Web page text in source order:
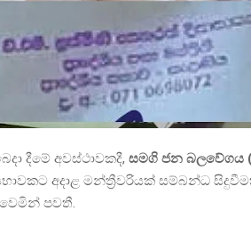
දීමේ අවස්ථාවකදී, සමගි ජන බලවේගය
අදාළ මන්ත්‍රීවරියක් සම්බන්ධ
පවතී.